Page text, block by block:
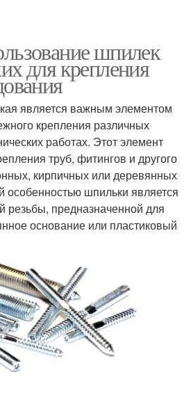
шпилек
для крепления
является важным элементом
крепления различных
работах. Этот элемент
труб, фитингов и другого
кирпичных или деревянных
особенностью шпильки является
резьбы, предназначенной для
основание или пластиковый